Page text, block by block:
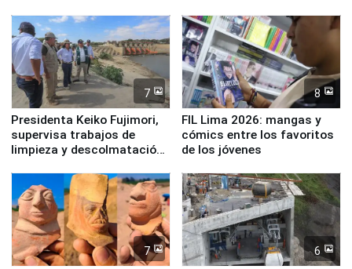
7
Presidenta Keiko Fujimori,
supervisa trabajos de
limpieza y descolmatación
8
FIL Lima 2026: mangas y
cómics entre los favoritos
de los jóvenes
7 6